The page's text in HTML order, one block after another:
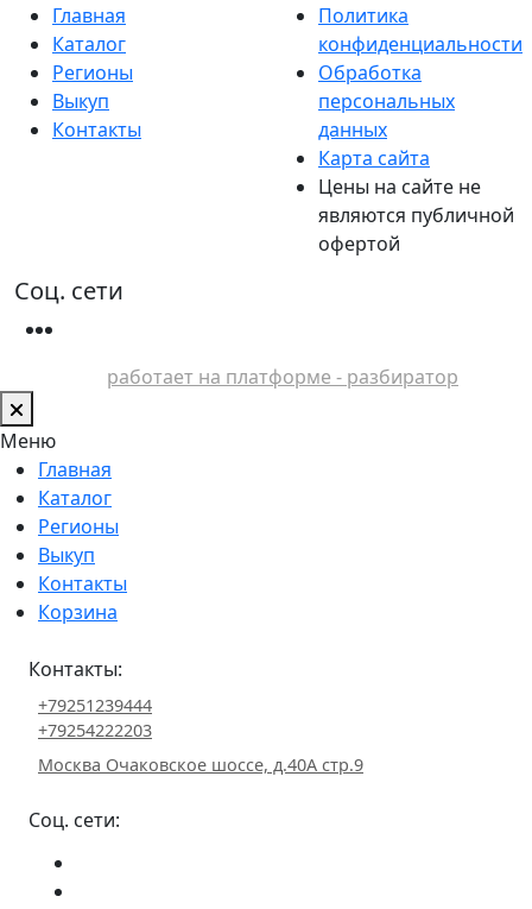
Главная
Каталог
Регионы
Выкуп
Контакты
Политика
конфиденциальности
Обработка
персональных
данных
Карта сайта
Цены на сайте не
являются публичной
офертой
Соц. сети
работает на платформе - разбиратор
Меню
Главная
Каталог
Регионы
Выкуп
Контакты
Корзина
Контакты:
+79251239444
+79254222203
Москва Очаковское шоссе, д.40А стр.9
Соц. сети: